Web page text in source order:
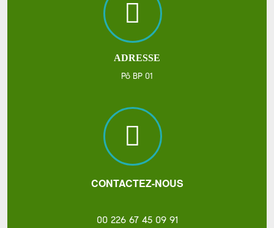
ADRESSE
Pô BP 01
CONTACTEZ-NOUS
00 226 67 45 09 91